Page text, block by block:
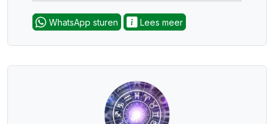
WhatsApp sturen Lees meer